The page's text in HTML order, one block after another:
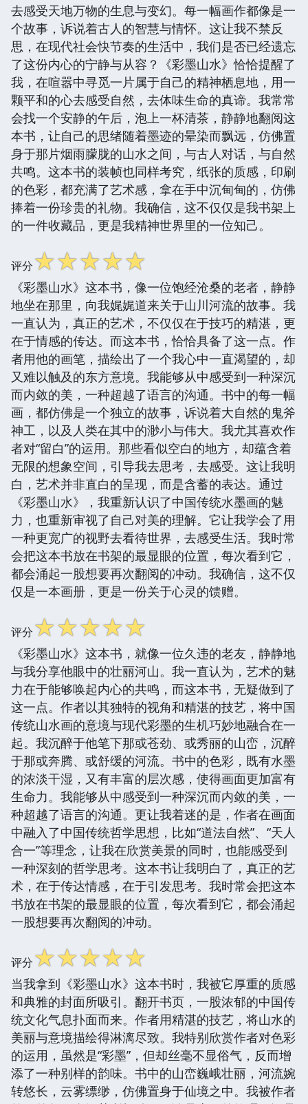
去感受天地万物的生息与变幻。每一幅画作都像是一
个故事，诉说着古人的智慧与情怀。这让我不禁反
思，在现代社会快节奏的生活中，我们是否已经遗忘
了这份内心的宁静与从容？《彩墨山水》恰恰提醒了
我，在喧嚣中寻觅一片属于自己的精神栖息地，用一
颗平和的心去感受自然，去体味生命的真谛。我常常
会找一个安静的午后，泡上一杯清茶，静静地翻阅这
本书，让自己的思绪随着墨迹的晕染而飘远，仿佛置
身于那片烟雨朦胧的山水之间，与古人对话，与自然
共鸣。这本书的装帧也同样考究，纸张的质感，印刷
的色彩，都充满了艺术感，拿在手中沉甸甸的，仿佛
捧着一份珍贵的礼物。我确信，这不仅仅是我书架上
的一件收藏品，更是我精神世界里的一位知己。
评分☆☆☆☆☆
《彩墨山水》这本书，像一位饱经沧桑的老者，静静
地坐在那里，向我娓娓道来关于山川河流的故事。我
一直认为，真正的艺术，不仅仅在于技巧的精湛，更
在于情感的传达。而这本书，恰恰具备了这一点。作
者用他的画笔，描绘出了一个我心中一直渴望的，却
又难以触及的东方意境。我能够从中感受到一种深沉
而内敛的美，一种超越了语言的沟通。书中的每一幅
画，都仿佛是一个独立的故事，诉说着大自然的鬼斧
神工，以及人类在其中的渺小与伟大。我尤其喜欢作
者对“留白”的运用。那些看似空白的地方，却蕴含着
无限的想象空间，引导我去思考，去感受。这让我明
白，艺术并非直白的呈现，而是含蓄的表达。通过
《彩墨山水》，我重新认识了中国传统水墨画的魅
力，也重新审视了自己对美的理解。它让我学会了用
一种更宽广的视野去看待世界，去感受生活。我时常
会把这本书放在书架的最显眼的位置，每次看到它，
都会涌起一股想要再次翻阅的冲动。我确信，这不仅
仅是一本画册，更是一份关于心灵的馈赠。
评分☆☆☆☆☆
《彩墨山水》这本书，就像一位久违的老友，静静地
与我分享他眼中的壮丽河山。我一直认为，艺术的魅
力在于能够唤起内心的共鸣，而这本书，无疑做到了
这一点。作者以其独特的视角和精湛的技艺，将中国
传统山水画的意境与现代彩墨的生机巧妙地融合在一
起。我沉醉于他笔下那或苍劲、或秀丽的山峦，沉醉
于那或奔腾、或舒缓的河流。书中的色彩，既有水墨
的浓淡干湿，又有丰富的层次感，使得画面更加富有
生命力。我能够从中感受到一种深沉而内敛的美，一
种超越了语言的沟通。更让我着迷的是，作者在画面
中融入了中国传统哲学思想，比如“道法自然”、“天人
合一”等理念，让我在欣赏美景的同时，也能感受到
一种深刻的哲学思考。这本书让我明白了，真正的艺
术，在于传达情感，在于引发思考。我时常会把这本
书放在书架的最显眼的位置，每次看到它，都会涌起
一股想要再次翻阅的冲动。
评分☆☆☆☆☆
当我拿到《彩墨山水》这本书时，我被它厚重的质感
和典雅的封面所吸引。翻开书页，一股浓郁的中国传
统文化气息扑面而来。作者用精湛的技艺，将山水的
美丽与意境描绘得淋漓尽致。我特别欣赏作者对色彩
的运用，虽然是“彩墨”，但却丝毫不显俗气，反而增
添了一种别样的韵味。书中的山峦巍峨壮丽，河流婉
转悠长，云雾缥缈，仿佛置身于仙境之中。我被作者